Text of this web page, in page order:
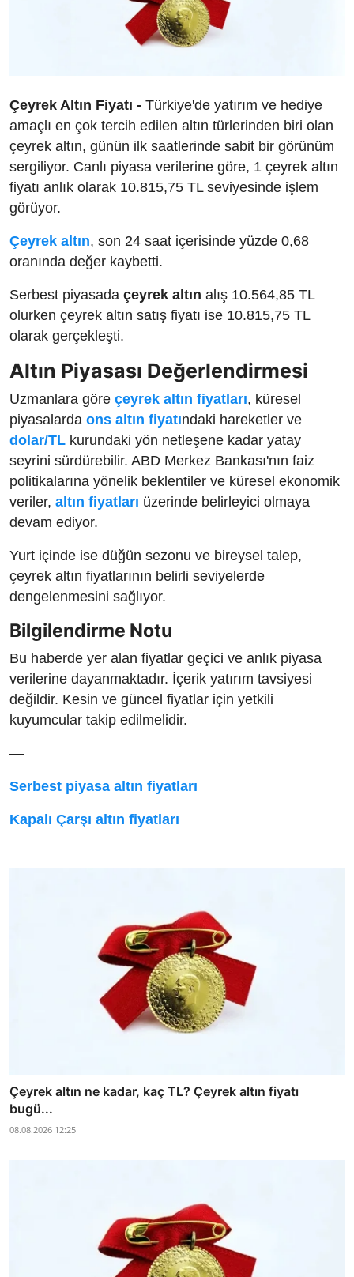
Çeyrek Altın Fiyatı - Türkiye'de yatırım ve hediye
amaçlı en çok tercih edilen altın türlerinden biri olan
çeyrek altın, günün ilk saatlerinde sabit bir görünüm
sergiliyor. Canlı piyasa verilerine göre, 1 çeyrek altın
fiyatı anlık olarak 10.815,75 TL seviyesinde işlem
görüyor.
Çeyrek altın, son 24 saat içerisinde yüzde 0,68
oranında değer kaybetti.
Serbest piyasada çeyrek altın alış 10.564,85 TL
olurken çeyrek altın satış fiyatı ise 10.815,75 TL
olarak gerçekleşti.
Altın Piyasası Değerlendirmesi
Uzmanlara göre çeyrek altın fiyatları, küresel
piyasalarda ons altın fiyatındaki hareketler ve
dolar/TL kurundaki yön netleşene kadar yatay
seyrini sürdürebilir. ABD Merkez Bankası'nın faiz
politikalarına yönelik beklentiler ve küresel ekonomik
veriler, altın fiyatları üzerinde belirleyici olmaya
devam ediyor.
Yurt içinde ise düğün sezonu ve bireysel talep,
çeyrek altın fiyatlarının belirli seviyelerde
dengelenmesini sağlıyor.
Bilgilendirme Notu
Bu haberde yer alan fiyatlar geçici ve anlık piyasa
verilerine dayanmaktadır. İçerik yatırım tavsiyesi
değildir. Kesin ve güncel fiyatlar için yetkili
kuyumcular takip edilmelidir.
—
Serbest piyasa altın fiyatları
Kapalı Çarşı altın fiyatları
Çeyrek altın ne kadar, kaç TL? Çeyrek altın fiyatı
bugü...
08.08.2026 12:25